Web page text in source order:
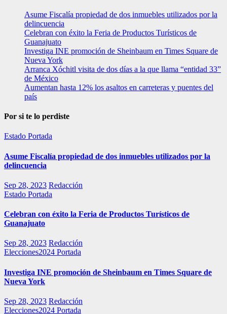
Asume Fiscalía propiedad de dos inmuebles utilizados por la
delincuencia
Celebran con éxito la Feria de Productos Turísticos de
Guanajuato
Investiga INE promoción de Sheinbaum en Times Square de
Nueva York
Arranca Xóchitl visita de dos días a la que llama “entidad 33”
de México
Aumentan hasta 12% los asaltos en carreteras y puentes del
país
Por si te lo perdiste
Estado Portada
Asume Fiscalía propiedad de dos inmuebles utilizados por la
delincuencia
Sep 28, 2023 Redacción
Estado Portada
Celebran con éxito la Feria de Productos Turísticos de
Guanajuato
Sep 28, 2023 Redacción
Elecciones2024 Portada
Investiga INE promoción de Sheinbaum en Times Square de
Nueva York
Sep 28, 2023 Redacción
Elecciones2024 Portada